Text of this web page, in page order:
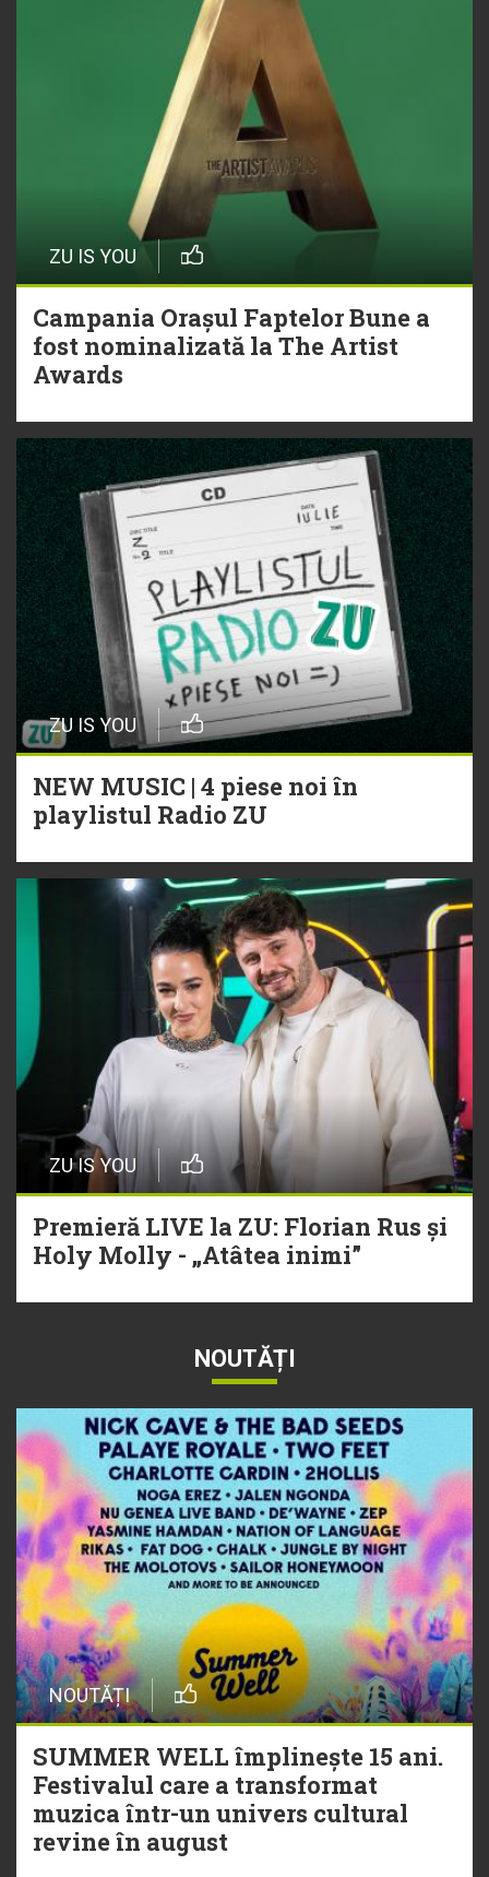
ZU IS YOU
Campania Orașul Faptelor Bune a
fost nominalizată la The Artist
Awards
ZU IS YOU
NEW MUSIC | 4 piese noi în
playlistul Radio ZU
ZU IS YOU
Premieră LIVE la ZU: Florian Rus și
Holy Molly - „Atâtea inimi”
NOUTĂȚI
NOUTĂȚI
SUMMER WELL împlinește 15 ani.
Festivalul care a transformat
muzica într-un univers cultural
revine în august